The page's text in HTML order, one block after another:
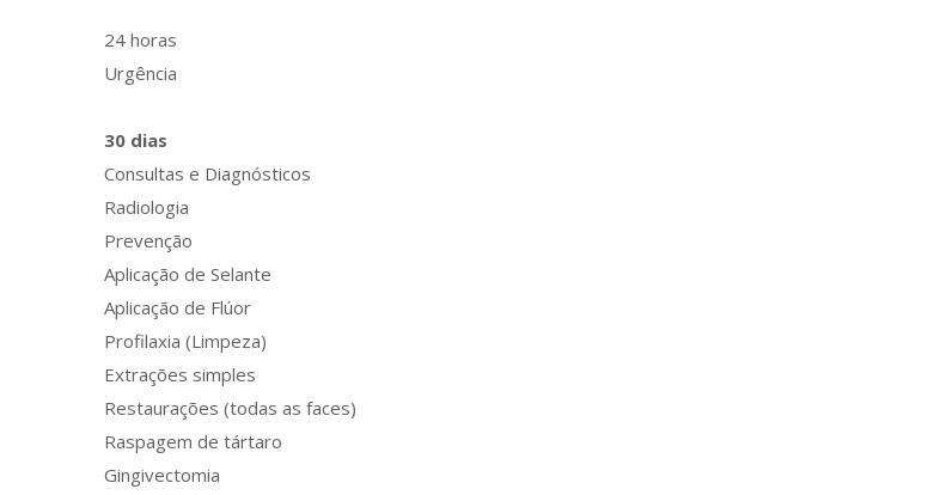
24 horas
Urgência
30 dias
Consultas e Diagnósticos
Radiologia
Prevenção
Aplicação de Selante
Aplicação de Flúor
Profilaxia (Limpeza)
Extrações simples
Restaurações (todas as faces)
Raspagem de tártaro
Gingivectomia